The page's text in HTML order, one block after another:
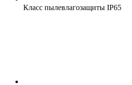
Класс пылевлагозащиты IP65